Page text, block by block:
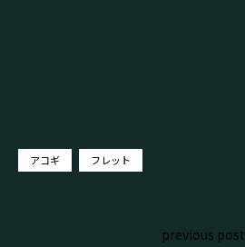
アコギ フレット
previous post